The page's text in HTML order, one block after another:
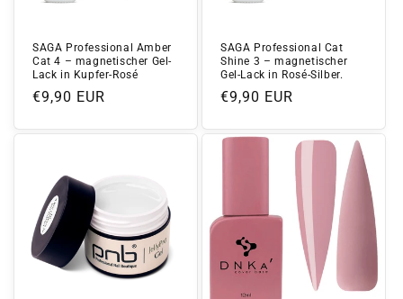
SAGA Professional Amber
Cat 4 – magnetischer Gel-
Lack in Kupfer-Rosé
Normaler
€9,90 EUR
SAGA Professional Cat
Shine 3 – magnetischer
Gel-Lack in Rosé-Silber.
Normaler
€9,90 EUR